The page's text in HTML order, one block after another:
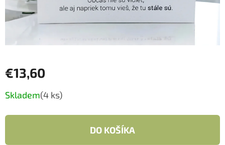
€13,60
Jednotková
cena:
Skladem(4 ks)
DO KOŠÍKA